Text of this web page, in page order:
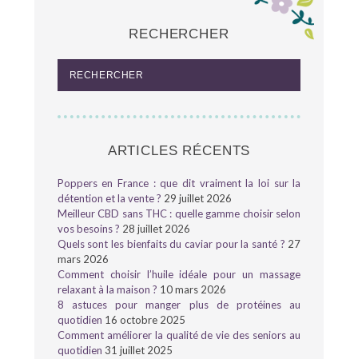
RECHERCHER
ARTICLES RÉCENTS
Poppers en France : que dit vraiment la loi sur la
détention et la vente ? 29 juillet 2026
Meilleur CBD sans THC : quelle gamme choisir selon
vos besoins ? 28 juillet 2026
Quels sont les bienfaits du caviar pour la santé ? 27
mars 2026
Comment choisir l’huile idéale pour un massage
relaxant à la maison ? 10 mars 2026
8 astuces pour manger plus de protéines au
quotidien 16 octobre 2025
Comment améliorer la qualité de vie des seniors au
quotidien 31 juillet 2025